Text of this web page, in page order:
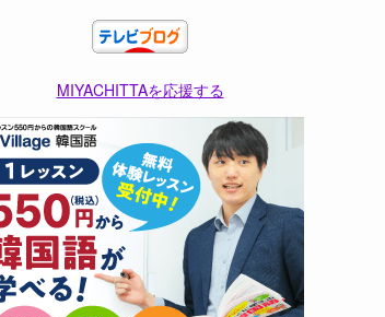
MIYACHITTAを応援する